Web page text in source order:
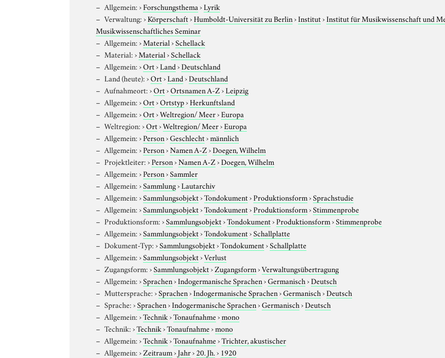
Allgemein:›Forschungsthema›Lyrik
Verwaltung:›Körperschaft›Humboldt-Universität zu Berlin›Institut›Institut für Musikwissenschaft und
Musikwissenschaftliches Seminar
Allgemein:›Material›Schellack
Material:›Material›Schellack
Allgemein:›Ort›Land›Deutschland
Land (heute):›Ort›Land›Deutschland
Aufnahmeort:›Ort›Ortsnamen A-Z›Leipzig
Allgemein:›Ort›Ortstyp›Herkunftsland
Allgemein:›Ort›Weltregion/ Meer›Europa
Weltregion:›Ort›Weltregion/ Meer›Europa
Allgemein:›Person›Geschlecht›männlich
Allgemein:›Person›Namen A-Z›Doegen, Wilhelm
Projektleiter:›Person›Namen A-Z›Doegen, Wilhelm
Allgemein:›Person›Sammler
Allgemein:›Sammlung›Lautarchiv
Allgemein:›Sammlungsobjekt›Tondokument›Produktionsform›Sprachstudie
Allgemein:›Sammlungsobjekt›Tondokument›Produktionsform›Stimmenprobe
Produktionsform:›Sammlungsobjekt›Tondokument›Produktionsform›Stimmenprobe
Allgemein:›Sammlungsobjekt›Tondokument›Schallplatte
Dokument-Typ:›Sammlungsobjekt›Tondokument›Schallplatte
Allgemein:›Sammlungsobjekt›Verlust
Zugangsform:›Sammlungsobjekt›Zugangsform›Verwaltungsübertragung
Allgemein:›Sprachen›Indogermanische Sprachen›Germanisch›Deutsch
Muttersprache:›Sprachen›Indogermanische Sprachen›Germanisch›Deutsch
Sprache:›Sprachen›Indogermanische Sprachen›Germanisch›Deutsch
Allgemein:›Technik›Tonaufnahme›mono
Technik:›Technik›Tonaufnahme›mono
Allgemein:›Technik›Tonaufnahme›Trichter, akustischer
Allgemein:›Zeitraum›Jahr›20. Jh.› 1920